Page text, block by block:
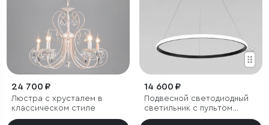
24 700 ₽
Люстра с хрусталем в
классическом стиле
14 600 ₽
Подвесной светодиодный
светильник с пультом
управления